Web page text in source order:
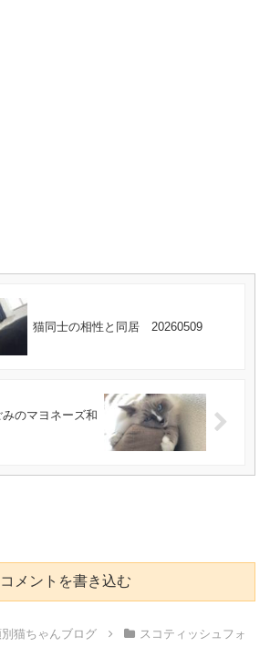
猫同士の相性と同居 20260509
のマヨネーズ和
コメントを書き込む
猫ちゃんブログ
スコティッシュフォ